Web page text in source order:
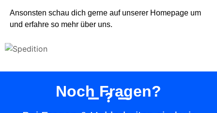
Ansonsten schau dich gerne auf unserer Homepage um
und erfahre so mehr über uns.
Noch Fragen?